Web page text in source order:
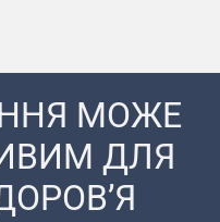
МОЖЕ
ДЛЯ